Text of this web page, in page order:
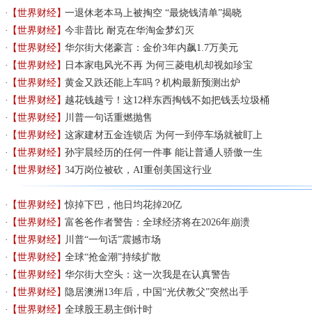
【世界财经】一退休老本马上被掏空 “最烧钱清单”揭晓
【世界财经】今非昔比 耐克在华淘金梦幻灭
【世界财经】华尔街大佬豪言：金价3年内飙1.7万美元
【世界财经】 日本家电风光不再 为何三菱电机却视如珍宝
【世界财经】黄金又跌还能上车吗？机构最新预测出炉
【世界财经】越花钱越亏！这12样东西掏钱不如把钱丢垃圾桶
【世界财经】 川普一句话重燃抛售
【世界财经】这家建材五金连锁店 为何一到停车场就被盯上
【世界财经】孙宇晨经历的任何一件事 能让普通人骄傲一生
【世界财经】34万岗位被砍，AI重创美国这行业
【世界财经】惊掉下巴，他日均花掉20亿
【世界财经】富爸爸作者警告：全球经济将在2026年崩溃
【世界财经】 川普“一句话”震撼市场
【世界财经】全球“抢金潮”持续扩散
【世界财经】华尔街大空头：这一次我是在认真警告
【世界财经】 隐居澳洲13年后，中国“光伏教父”突然出手
【世界财经】全球股王易主倒计时